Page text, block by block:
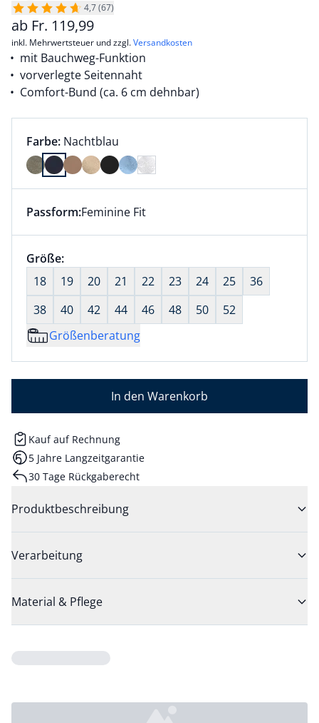
4,7 (67)
ab Fr. 119,99
inkl. Mehrwertsteuer und zzgl.Versandkosten
mit Bauchweg-Funktion
vorverlegte Seitennaht
Comfort-Bund (ca. 6 cm dehnbar)
Farbauswahl:
Farbe: aktuell ausgewählt:
Nachtblau
Farbe Nachtblau ausgewählt
Dieser Artikel hat die Passform Feminine Fit. für
Passform:Feminine Fit
Größenauswahl:
Größe:nichts ausgewählt
18
19 20 21 22 23 24 25
36
38
40 42 44 46 48 50
52
Größenberatung
In den Warenkorb
Kauf auf Rechnung
5 Jahre Langzeitgarantie
30 Tage Rückgaberecht
Produktbeschreibung
Verarbeitung
Material & Pflege